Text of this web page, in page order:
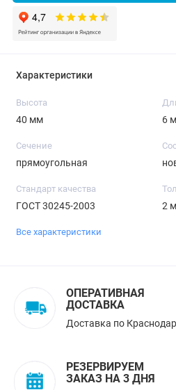
Характеристики
Высота
40 мм 6
Сечение
прямоугольная
Стандарт качества
ГОСТ 30245-2003 2
Все характеристики
ОПЕРАТИВНАЯ
ДОСТАВКА
Доставка по
РЕЗЕРВИРУЕМ
ЗАКАЗ НА 3 ДНЯ